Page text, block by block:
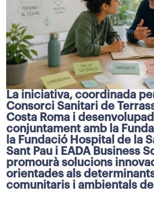
La iniciativa, coordinada
Consorci Sanitari de
Costa Roma i
conjuntament amb la
la Fundació Hospital de la
Sant Pau i EADA Business
promourà solucions
orientades als
comunitaris i ambientals